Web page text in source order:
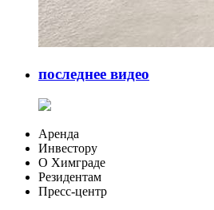
последнее видео
Аренда
Инвестору
О Химграде
Резидентам
Пресс-центр